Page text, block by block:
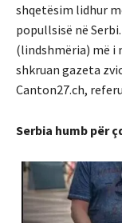
shqetësim lidhur
popullsisë në
(lindshmëria) më i
shkruan gazeta
Canton27.ch,
Serbia humb për